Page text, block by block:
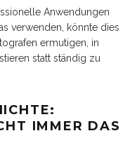
Anwendungen
verwenden, könnte dies
ermutigen, in
statt ständig zu
T
IMMER DAS Z